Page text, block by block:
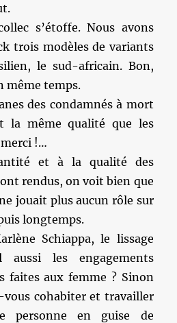
s’étoffe. Nous avons
trois modèles de variants
le sud-africain. Bon,
même temps.
des condamnés à mort
la même qualité que les
!…
et à la qualité des
rendus, on voit bien que
jouait plus aucun rôle sur
longtemps.
Schiappa, le lissage
aussi les engagements
faites aux femme ? Sinon
cohabiter et travailler
personne en guise de